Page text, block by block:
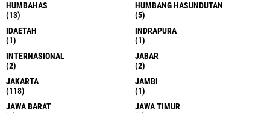
HUMBAHAS
(13)
HUMBANG HASUNDUTAN
(5)
IDAETAH
(1)
INDRAPURA
(1)
INTERNASIONAL
(2)
JABAR
(2)
JAKARTA
(118)
JAMBI
(1)
JAWA BARAT
JAWA TIMUR